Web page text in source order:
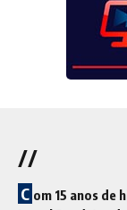
//
C om 15 anos de